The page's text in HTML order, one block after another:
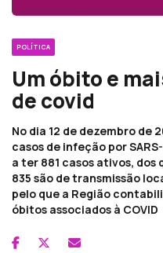
POLÍTICA
Um óbito e
de covid
No dia 12 de dezembro de
casos de infeção por
a ter 881 casos ativos, dos
835 são de transmissão
pelo que a Região
óbitos associados à COVID